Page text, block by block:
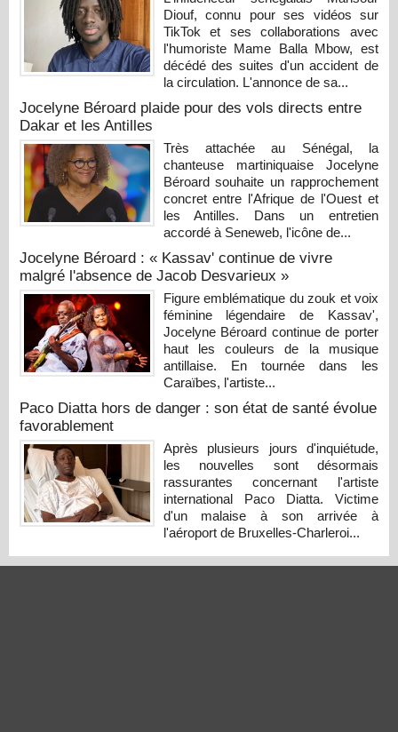
Diouf, connu pour ses vidéos sur
TikTok et ses collaborations avec
l'humoriste Mame Balla Mbow, est
décédé des suites d'un accident de
la circulation. L'annonce de sa...
Jocelyne Béroard plaide pour des vols directs entre
Dakar et les Antilles
Très attachée au Sénégal, la
chanteuse martiniquaise Jocelyne
Béroard souhaite un rapprochement
concret entre l'Afrique de l'Ouest et
les Antilles. Dans un entretien
accordé à Seneweb, l'icône de...
Jocelyne Béroard : « Kassav' continue de vivre
malgré l'absence de Jacob Desvarieux »
Figure emblématique du zouk et voix
féminine légendaire de Kassav',
Jocelyne Béroard continue de porter
haut les couleurs de la musique
antillaise. En tournée dans les
Caraïbes, l'artiste...
Paco Diatta hors de danger : son état de santé évolue
favorablement
Après plusieurs jours d'inquiétude,
les nouvelles sont désormais
rassurantes concernant l'artiste
international Paco Diatta. Victime
d'un malaise à son arrivée à
l'aéroport de Bruxelles-Charleroi...